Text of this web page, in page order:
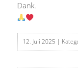
Dank.
12. Juli 2025 |